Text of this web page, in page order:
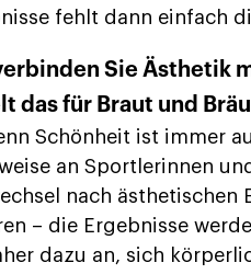
fehlt dann einfach
Sie Ästhetik
das für Braut und
Schönheit ist immer
an Sportlerinnen
nach ästhetischen
– die Ergebnisse
dazu an, sich